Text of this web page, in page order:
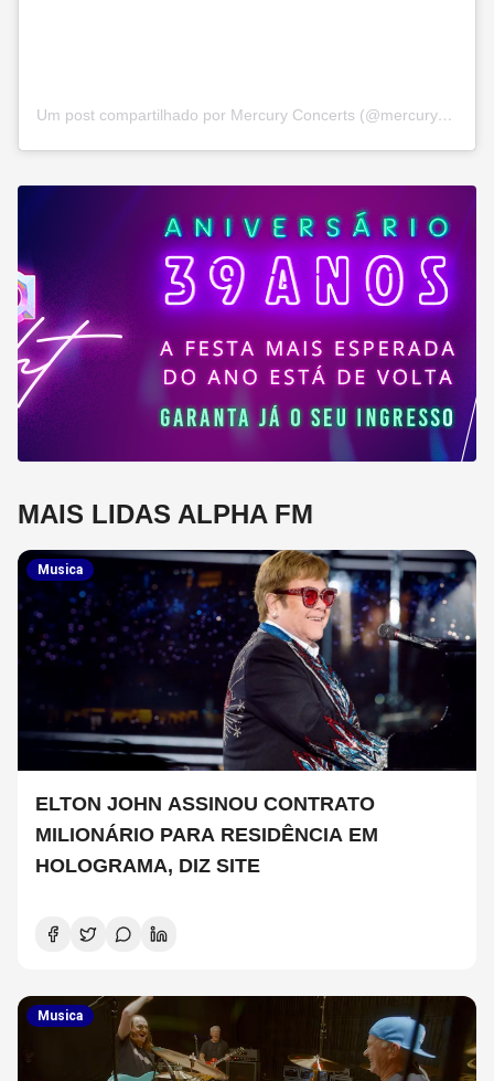
Um post compartilhado por Mercury Concerts (@mercuryconcerts)
MAIS LIDAS ALPHA FM
Musica
ELTON JOHN ASSINOU CONTRATO
MILIONÁRIO PARA RESIDÊNCIA EM
HOLOGRAMA, DIZ SITE
Musica